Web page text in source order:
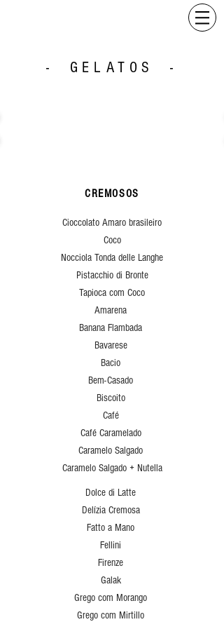
- GELATOS -
CREMOSOS
Cioccolato Amaro brasileiro
Coco
Nocciola Tonda delle Langhe
Pistacchio di Bronte
Tapioca com Coco
Amarena
Banana Flambada
Bavarese
Bacio
Bem-Casado
Biscoito
Café
Café Caramelado
Caramelo Salgado
Caramelo Salgado + Nutella
Dolce di Latte
Delízia Cremosa
Fatto a Mano
Fellini
Firenze
Galak
Grego com Morango
Grego com Mirtillo